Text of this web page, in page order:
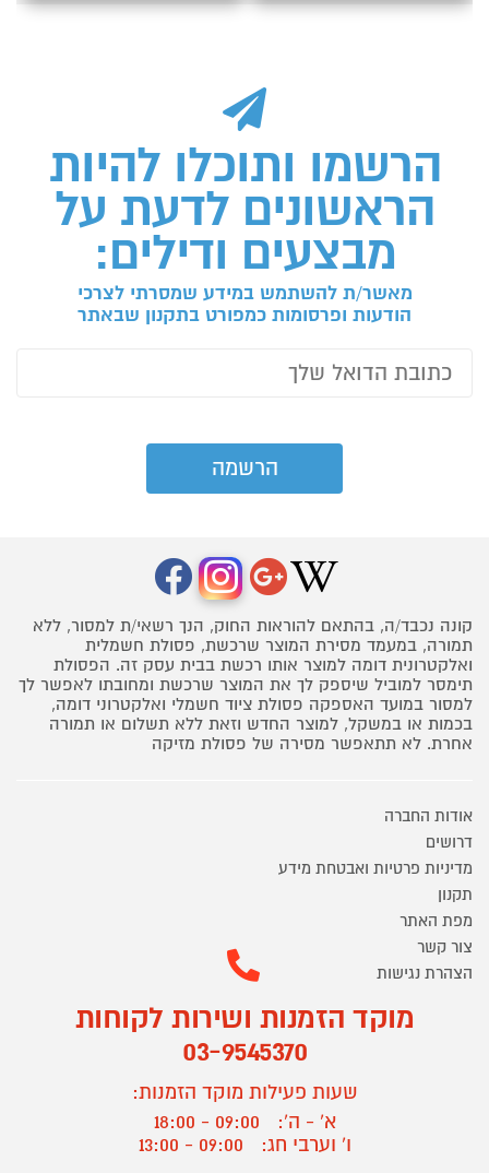
הרשמו ותוכלו להיות
הראשונים לדעת על
מבצעים ודילים:
מאשר/ת להשתמש במידע שמסרתי לצרכי
הודעות ופרסומות כמפורט בתקנון שבאתר
קונה נכבד/ה, בהתאם להוראות החוק, הנך רשאי/ת למסור, ללא
תמורה, במעמד מסירת המוצר שרכשת, פסולת חשמלית
ואלקטרונית דומה למוצר אותו רכשת בבית עסק זה. הפסולת
תימסר למוביל שיספק לך את המוצר שרכשת ומחובתו לאפשר לך
למסור במועד האספקה פסולת ציוד חשמלי ואלקטרוני דומה,
בכמות או במשקל, למוצר החדש וזאת ללא תשלום או תמורה
אחרת. לא תתאפשר מסירה של פסולת מזיקה
אודות החברה
דרושים
מדיניות פרטיות ואבטחת מידע
תקנון
מפת האתר
צור קשר
הצהרת נגישות
מוקד הזמנות ושירות לקוחות
03-9545370
שעות פעילות מוקד הזמנות:
א' - ה':
09:00 - 18:00
ו' וערבי חג:
09:00 - 13:00